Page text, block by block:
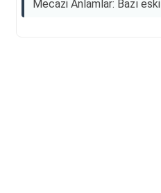
Mecazi Anlamlar: Bazı eski